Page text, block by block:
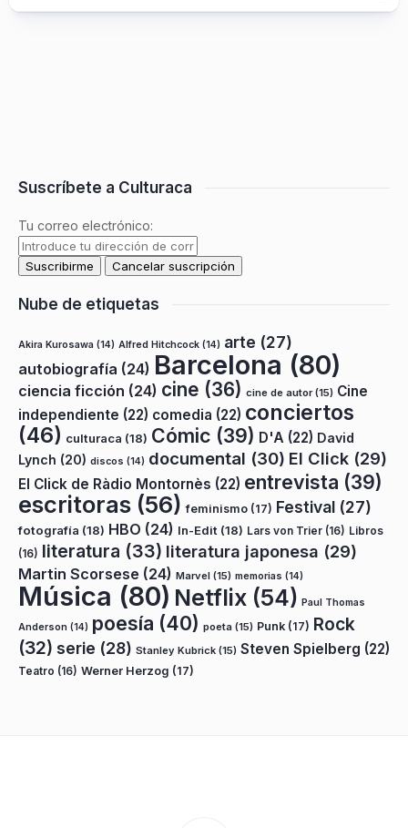
Suscríbete a Culturaca
Tu correo electrónico:
Nube de etiquetas
Akira Kurosawa (14) Alfred Hitchcock (14) arte (27)
autobiografía (24) Barcelona (80)
ciencia ficción (24) cine (36) cine de autor(15) Cine
independiente (22) comedia (22) conciertos
(46) culturaca (18) Cómic (39) D'A (22) David
Lynch (20) discos (14) documental (30) El Click (29)
El Click de Ràdio Montornès (22) entrevista (39)
escritoras (56) feminismo (17) Festival (27)
fotografía (18) HBO (24) In-Edit (18) Lars von Trier (16) Libros
(16) literatura (33) literatura japonesa (29)
Martin Scorsese (24) Marvel (15) memorias (14)
Música (80) Netflix (54) Paul Thomas
Anderson (14) poesía (40) poeta (15) Punk (17) Rock
(32) serie (28) Stanley Kubrick (15) Steven Spielberg (22)
Teatro (16) Werner Herzog (17)